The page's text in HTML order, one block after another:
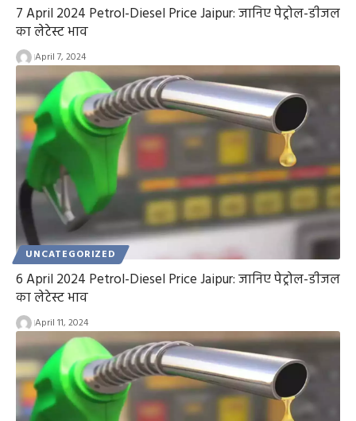
7 April 2024 Petrol-Diesel Price Jaipur: जानिए पेट्रोल-डीजल
का लेटेस्ट भाव
April 7, 2024
UNCATEGORIZED
6 April 2024 Petrol-Diesel Price Jaipur: जानिए पेट्रोल-डीजल
का लेटेस्ट भाव
April 11, 2024